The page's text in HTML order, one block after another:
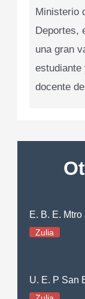
Ministerio
Deportes,
una gran
estudiante
docente
E. B. E.
Zulia
U. E. P San